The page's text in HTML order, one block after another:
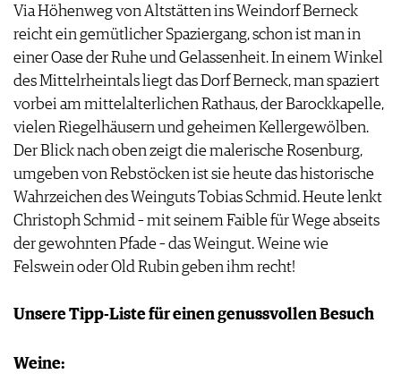
VORTEILSWELT
TRINKREIFETABELLE
ABO
WEINSUCHE
NEWSLETTER
WINE TRADE CLUB
REDAKTION
JOBS
WERBUNG
PRESSE
IMPRESSUM
AGB & DATENSCHUTZ
Via Höhenweg von Altstätten ins Weindorf Berneck
reicht ein gemütlicher Spaziergang, schon ist man in
einer Oase der Ruhe und Gelassenheit. In einem Winkel
des Mittelrheintals liegt das Dorf Berneck, man spaziert
vorbei am mittelalterlichen Rathaus, der Barockkapelle,
vielen Riegelhäusern und geheimen Kellergewölben.
Der Blick nach oben zeigt die malerische Rosenburg,
umgeben von Rebstöcken ist sie heute das historische
Wahrzeichen des Weinguts Tobias Schmid. Heute lenkt
Christoph Schmid – mit seinem Faible für Wege abseits
der gewohnten Pfade – das Weingut. Weine wie
Felswein oder Old Rubin geben ihm recht!
Unsere Tipp-Liste für einen genussvollen Besuch
Weine: